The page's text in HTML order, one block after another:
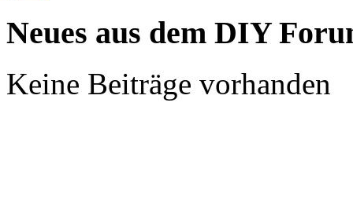
Neues aus dem DIY
Keine Beiträge vorhanden